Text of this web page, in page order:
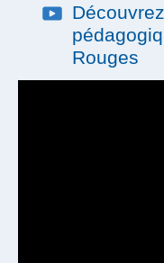
Tickets restaurant
Rouges